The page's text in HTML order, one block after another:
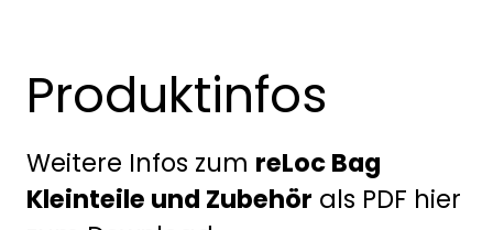
Produktinfos
Weitere Infos zum reLoc Bag
Kleinteile und Zubehör als PDF hier